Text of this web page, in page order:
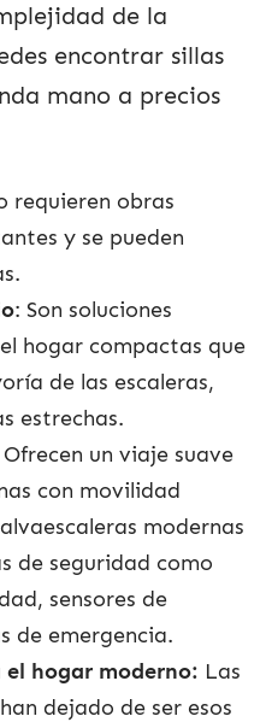
de la
encontrar sillas
mano a precios
requieren obras
y se pueden
: Son soluciones
hogar compactas que
de las escaleras,
estrechas.
Ofrecen un viaje suave
con movilidad
modernas
de seguridad como
sensores de
de emergencia.
hogar moderno: Las
dejado de ser esos